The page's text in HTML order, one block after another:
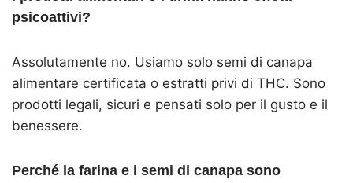
psicoattivi?
Assolutamente no. Usiamo solo semi di canapa
alimentare certificata o estratti privi di THC. Sono
prodotti legali, sicuri e pensati solo per il gusto e il
benessere.
Perché la farina e i semi di canapa sono